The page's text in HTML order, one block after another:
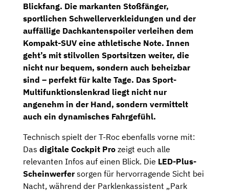
Blickfang. Die markanten Stoßfänger,
sportlichen Schwellerverkleidungen und der
auffällige Dachkantenspoiler verleihen dem
Kompakt-SUV eine athletische Note. Innen
geht’s mit stilvollen Sportsitzen weiter, die
nicht nur bequem, sondern auch beheizbar
sind – perfekt für kalte Tage. Das Sport-
Multifunktionslenkrad liegt nicht nur
angenehm in der Hand, sondern vermittelt
auch ein dynamisches Fahrgefühl.
Technisch spielt der T-Roc ebenfalls vorne mit:
Das digitale Cockpit Pro zeigt euch alle
relevanten Infos auf einen Blick. Die LED-Plus-
Scheinwerfersorgen für hervorragende Sicht bei
Nacht, während der Parklenkassistent „Park